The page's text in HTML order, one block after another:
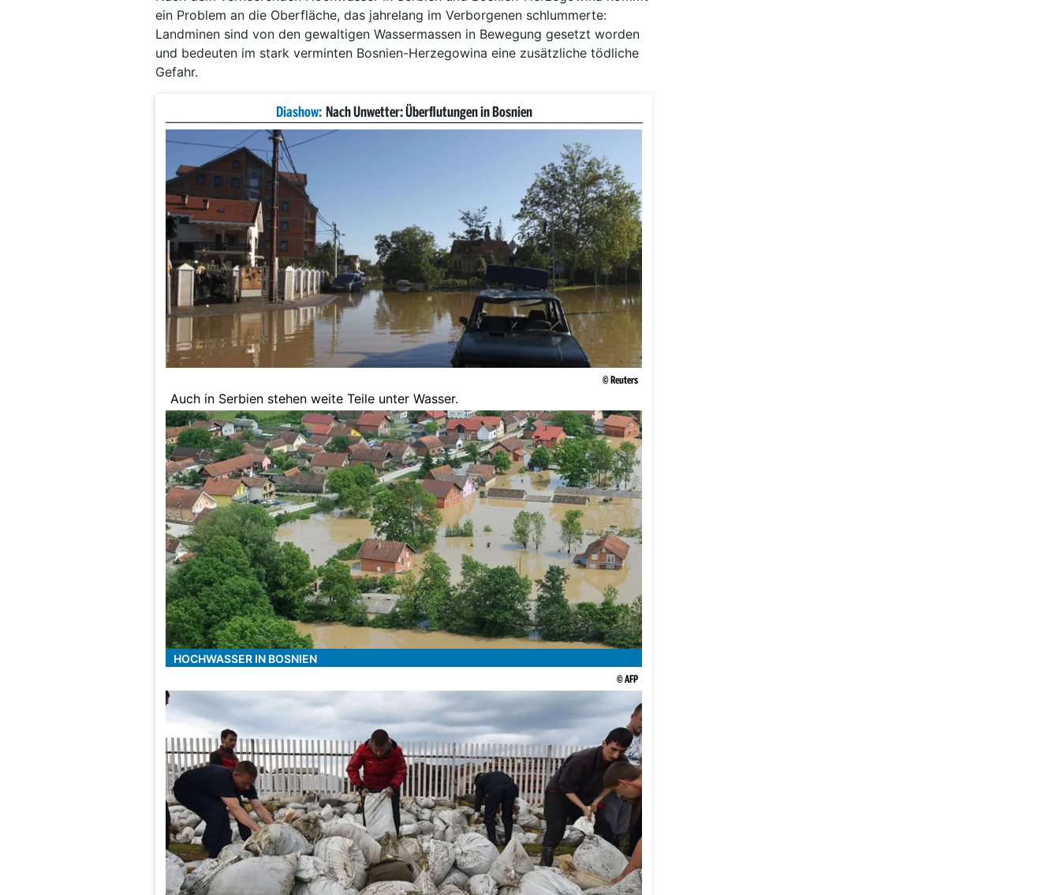
ein Problem an die Oberfläche, das jahrelang im Verborgenen schlummerte:
Landminen sind von den gewaltigen Wassermassen in Bewegung gesetzt worden
und bedeuten im stark verminten Bosnien-Herzegowina eine zusätzliche tödliche
Gefahr.
Diashow: Nach Unwetter: Überflutungen in Bosnien
© Reuters
Auch in Serbien stehen weite Teile unter Wasser.
HOCHWASSER IN BOSNIEN
© AFP